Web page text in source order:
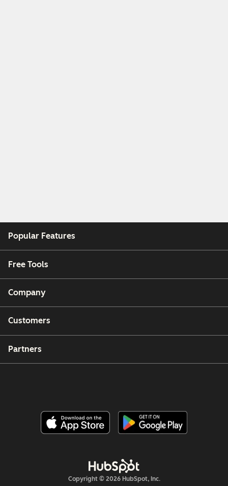
Popular Features
Free Tools
Company
Customers
Partners
Copyright © 2026 HubSpot, Inc.